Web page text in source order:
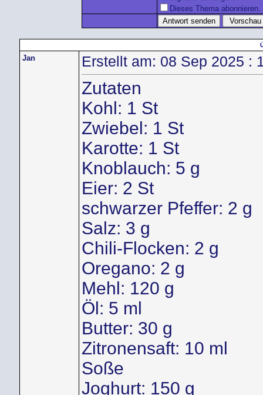
Dieses Thema abonnieren.
Jan Erstellt am: 08 Sep 2025 :
Zutaten
Kohl: 1 St
Zwiebel: 1 St
Karotte: 1 St
Knoblauch: 5 g
Eier: 2 St
schwarzer Pfeffer: 2 g
Salz: 3 g
Chili-Flocken: 2 g
Oregano: 2 g
Mehl: 120 g
Öl: 5 ml
Butter: 30 g
Zitronensaft: 10 ml
Soße
Joghurt: 150 g